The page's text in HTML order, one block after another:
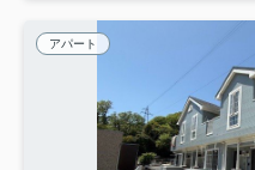
アパート